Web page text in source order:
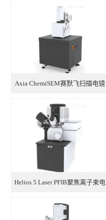
Axia ChemiSEM赛默飞扫描电镜
Helios 5 Laser PFIB聚焦离子束电
镜